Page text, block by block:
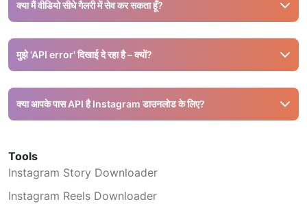
क्या मैं वीडियो सीधे गैलरी में सेव कर सकता हूँ?
हाँ, शेयर बटन पर टैप करें > 'Save Video' चुनें, वीडियो गैलरी में सेव हो
जाएगा।
मुझे 'API error' दिखाई दे रहा है – क्यों?
शायद लिंक अधूरा है या पोस्ट प्राइवेट है। सुनिश्चित करें कि पोस्ट पब्लिक है
और लिंक पूरा कॉपी हुआ हो।
क्या आपके पास API है Instagram डाउनलोड के लिए?
Tools
Instagram Story Downloader
Instagram Reels Downloader